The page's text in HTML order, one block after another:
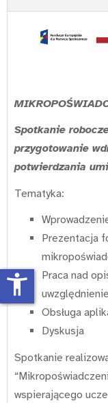
Spotkanie
przygotowanie
potwierdzania
Tematyka:
Prezentacja
Praca nad
Obsługa
Dyskusja
Spotkanie
wspierającego
accessibility_new